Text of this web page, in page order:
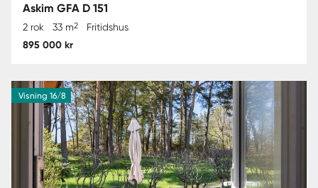
Askim GFA D 151
2 rok 33 m2 Fritidshus
895 000 kr
Visning 16/8